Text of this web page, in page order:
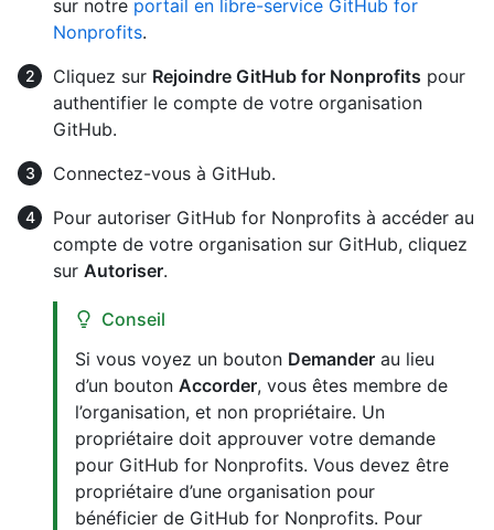
sur notre portail en libre-service GitHub for
Nonprofits.
Cliquez sur Rejoindre GitHub for Nonprofits pour
authentifier le compte de votre organisation
GitHub.
Connectez-vous à GitHub.
Pour autoriser GitHub for Nonprofits à accéder au
compte de votre organisation sur GitHub, cliquez
sur Autoriser.
Conseil
Si vous voyez un bouton Demander au lieu
d’un bouton Accorder, vous êtes membre de
l’organisation, et non propriétaire. Un
propriétaire doit approuver votre demande
pour GitHub for Nonprofits. Vous devez être
propriétaire d’une organisation pour
bénéficier de GitHub for Nonprofits. Pour